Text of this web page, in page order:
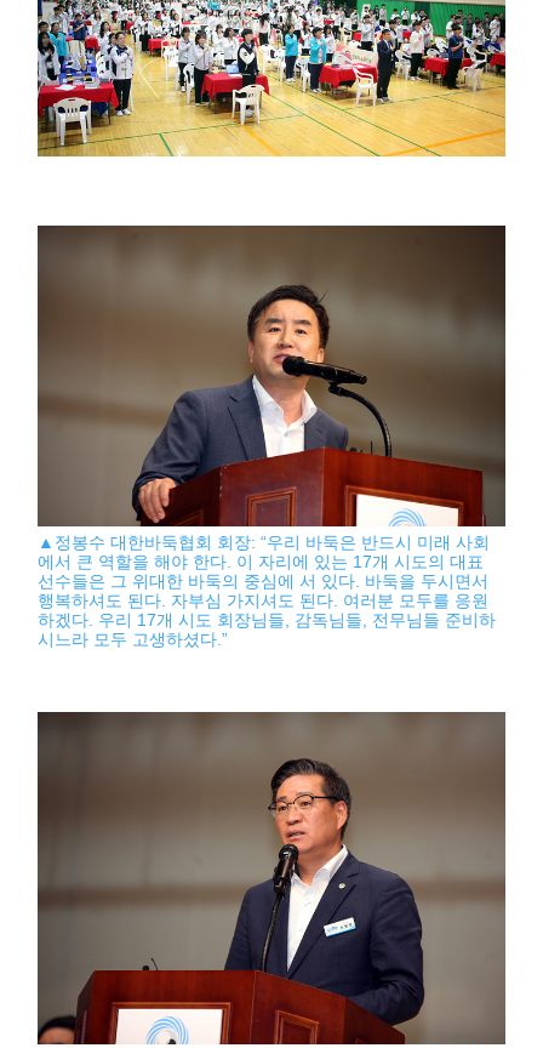
▲정봉수 대한바둑협회 회장: “우리 바둑은 반드시 미래 사회
에서 큰 역할을 해야 한다. 이 자리에 있는 17개 시도의 대표
선수들은 그 위대한 바둑의 중심에 서 있다. 바둑을 두시면서
행복하셔도 된다. 자부심 가지셔도 된다. 여러분 모두를 응원
하겠다. 우리 17개 시도 회장님들, 감독님들, 전무님들 준비하
시느라 모두 고생하셨다.”